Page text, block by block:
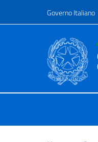
Governo Italiano